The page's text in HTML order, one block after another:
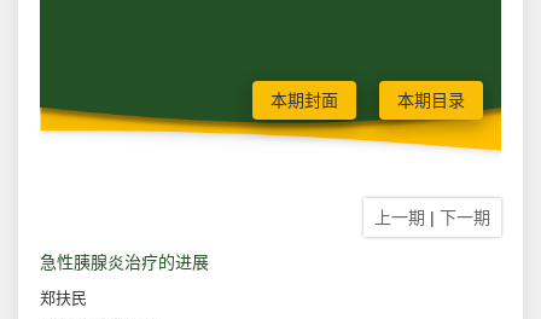
本期封面 本期目录
上一期 | 下一期
急性胰腺炎治疗的进展
郑扶民